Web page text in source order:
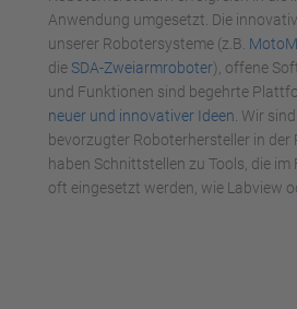
Anwendung umgesetzt. Die
unserer Robotersysteme (z.B.
die SDA-Zweiarmroboter), offene
und Funktionen sind begehrte
neuer und innovativer Ideen . Wir
bevorzugter Roboterhersteller in der
haben Schnittstellen zu Tools, die
oft eingesetzt werden, wie Labview